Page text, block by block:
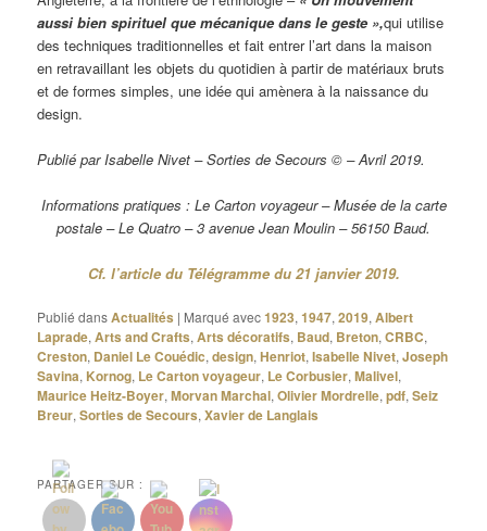
aussi bien spirituel que mécanique dans le geste »,qui utilise
des techniques traditionnelles et fait entrer l’art dans la maison
en retravaillant les objets du quotidien à partir de matériaux bruts
et de formes simples, une idée qui amènera à la naissance du
design.
Publié par Isabelle Nivet – Sorties de Secours © – Avril 2019.
Informations pratiques : Le Carton voyageur – Musée de la carte
postale – Le Quatro – 3 avenue Jean Moulin – 56150 Baud.
Cf. l’article du Télégramme du 21 janvier 2019.
Publié dansActualités | Marqué avec1923,1947,2019,Albert
Laprade,Arts and Crafts,Arts décoratifs, Baud, Breton,CRBC,
Creston, Daniel Le Couédic,design,Henriot,Isabelle Nivet,Joseph
Savina, Kornog, Le Carton voyageur, Le Corbusier,Malivel,
Maurice Heitz-Boyer,Morvan Marchal,Olivier Mordrelle,pdf,Seiz
Breur,Sorties de Secours,Xavier de Langlais
PARTAGER SUR :